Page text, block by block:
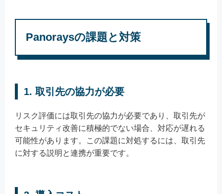
Panoraysの課題と対策
1. 取引先の協力が必要
リスク評価には取引先の協力が必要であり、取引先が
セキュリティ改善に積極的でない場合、対応が遅れる
可能性があります。この課題に対処するには、取引先
に対する説明と連携が重要です。